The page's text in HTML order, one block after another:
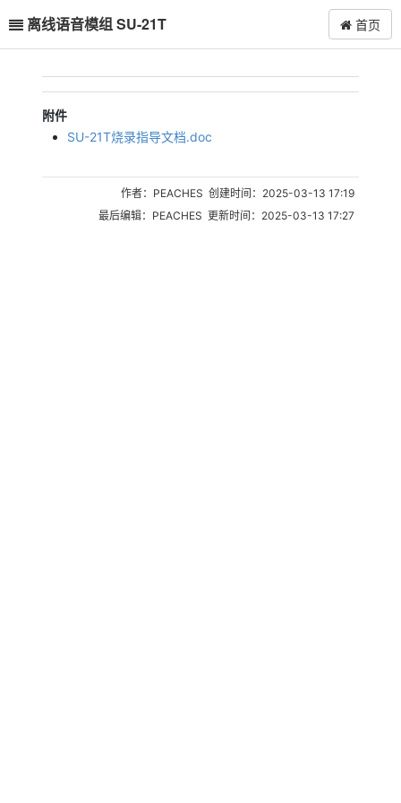
离线语音模组 SU-21T 首页
附件
SU-21T烧录指导文档.doc
作者：PEACHES 创建时间：2025-03-13 17:19
最后编辑：PEACHES 更新时间：2025-03-13 17:27